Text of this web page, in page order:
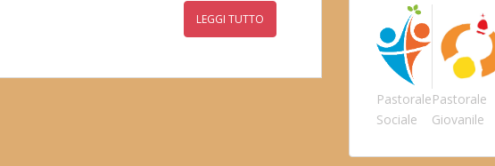
LEGGI TUTTO
Pastorale
Sociale
Pastorale
Giovanile